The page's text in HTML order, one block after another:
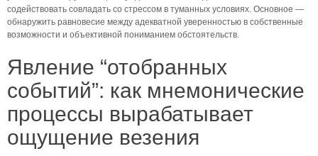
содействовать совладать со стрессом в туманных условиях. Основное —
обнаружить равновесие между адекватной уверенностью в собственные
возможности и объективной пониманием обстоятельств.
Явление “отобранных
событий”: как мнемонические
процессы вырабатывает
ощущение везения